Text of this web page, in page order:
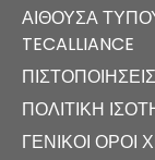
ΑΊΘΟΥΣΑ
TECALLIANCE
ΠΙΣΤΟΠΟΙΉΣΕΙΣ
ΠΟΛΙΤΙΚΉ
ΓΕΝΙΚΟΊ ΌΡΟΙ